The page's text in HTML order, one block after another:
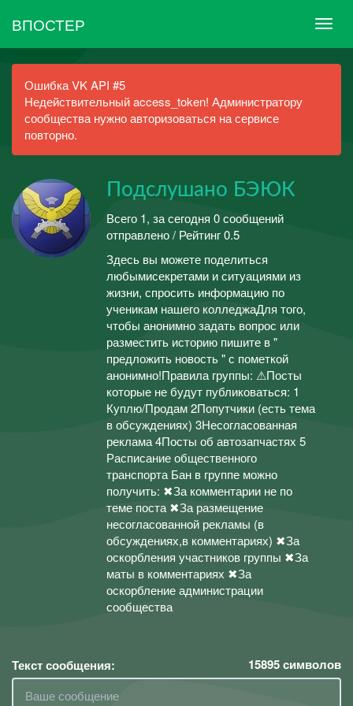
ВПОСТЕР
Ошибка VK API #5
Недействительный access_token! Администратору
сообщества нужно авторизоваться на сервисе
повторно.
Подслушано БЭЮК
Всего 1, за сегодня 0 сообщений
отправлено / Рейтинг 0.5
Здесь вы можете поделиться
любымисекретами и ситуациями из
жизни, спросить информацию по
ученикам нашего колледжаДля того,
чтобы анонимно задать вопрос или
разместить историю пишите в "
предложить новость " с пометкой
анонимно!Правила группы: ⚠Посты
которые не будут публиковаться: 1
Куплю/Продам 2Попутчики (есть тема
в обсуждениях) 3Несогласованная
реклама 4Посты об автозапчастях 5
Расписание общественного
транспорта Бан в группе можно
получить: ✖За комментарии не по
теме поста ✖За размещение
несогласованной рекламы (в
обсуждениях,в комментариях) ✖За
оскорбления участников группы ✖За
маты в комментариях ✖За
оскорбление администрации
сообщества
Текст сообщения: 15895символов